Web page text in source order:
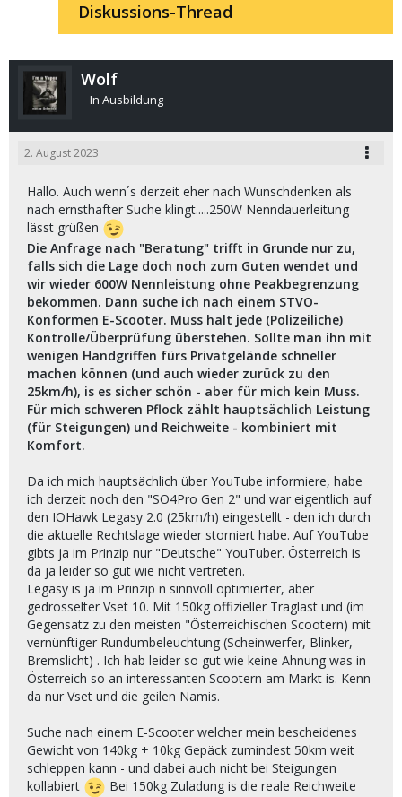
Diskussions-Thread
Wolf
In Ausbildung
2. August 2023
Hallo. Auch wenn´s derzeit eher nach Wunschdenken als
nach ernsthafter Suche klingt.....250W Nenndauerleitung
lässt grüßen
Die Anfrage nach "Beratung" trifft in Grunde nur zu,
falls sich die Lage doch noch zum Guten wendet und
wir wieder 600W Nennleistung ohne Peakbegrenzung
bekommen. Dann suche ich nach einem STVO-
Konformen E-Scooter. Muss halt jede (Polizeiliche)
Kontrolle/Überprüfung überstehen. Sollte man ihn mit
wenigen Handgriffen fürs Privatgelände schneller
machen können (und auch wieder zurück zu den
25km/h), is es sicher schön - aber für mich kein Muss.
Für mich schweren Pflock zählt hauptsächlich Leistung
(für Steigungen) und Reichweite - kombiniert mit
Komfort.
Da ich mich hauptsächlich über YouTube informiere, habe
ich derzeit noch den "SO4Pro Gen 2" und war eigentlich auf
den IOHawk Legasy 2.0 (25km/h) eingestellt - den ich durch
die aktuelle Rechtslage wieder storniert habe. Auf YouTube
gibts ja im Prinzip nur "Deutsche" YouTuber. Österreich is
da ja leider so gut wie nicht vertreten.
Legasy is ja im Prinzip n sinnvoll optimierter, aber
gedrosselter Vset 10. Mit 150kg offizieller Traglast und (im
Gegensatz zu den meisten "Österreichischen Scootern) mit
vernünftiger Rundumbeleuchtung (Scheinwerfer, Blinker,
Bremslicht) . Ich hab leider so gut wie keine Ahnung was in
Österreich so an interessanten Scootern am Markt is. Kenn
da nur Vset und die geilen Namis.
Suche nach einem E-Scooter welcher mein bescheidenes
Gewicht von 140kg + 10kg Gepäck zumindest 50km weit
schleppen kann - und dabei auch nicht bei Steigungen
kollabiert
Bei 150kg Zuladung is die reale Reichweite